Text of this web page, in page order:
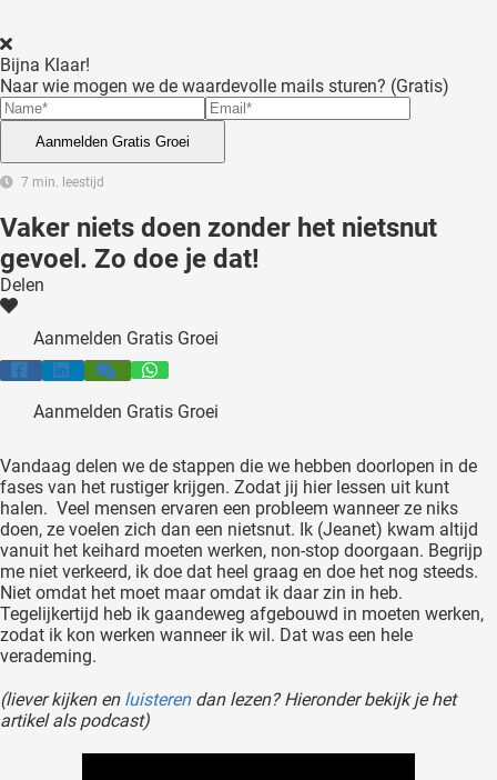
Bijna Klaar!
Naar wie mogen we de waardevolle mails sturen? (Gratis)
Aanmelden Gratis Groei
7 min. leestijd
Vaker niets doen zonder het nietsnut
gevoel. Zo doe je dat!
Delen
Aanmelden Gratis Groei
Aanmelden Gratis Groei
Vandaag delen we de stappen die we hebben doorlopen in de
fases van het rustiger krijgen. Zodat jij hier lessen uit kunt
halen. Veel mensen ervaren een probleem wanneer ze niks
doen, ze voelen zich dan een nietsnut. Ik (Jeanet) kwam altijd
vanuit het keihard moeten werken, non-stop doorgaan. Begrijp
me niet verkeerd, ik doe dat heel graag en doe het nog steeds.
Niet omdat het moet maar omdat ik daar zin in heb.
Tegelijkertijd heb ik gaandeweg afgebouwd in moeten werken,
zodat ik kon werken wanneer ik wil. Dat was een hele
verademing.
(liever kijken enluisterendan lezen? Hieronder bekijk je het
artikel als podcast)
en
kan de
niet
om
te
van
op
gebruikt
te
de
Hierdoor
website-